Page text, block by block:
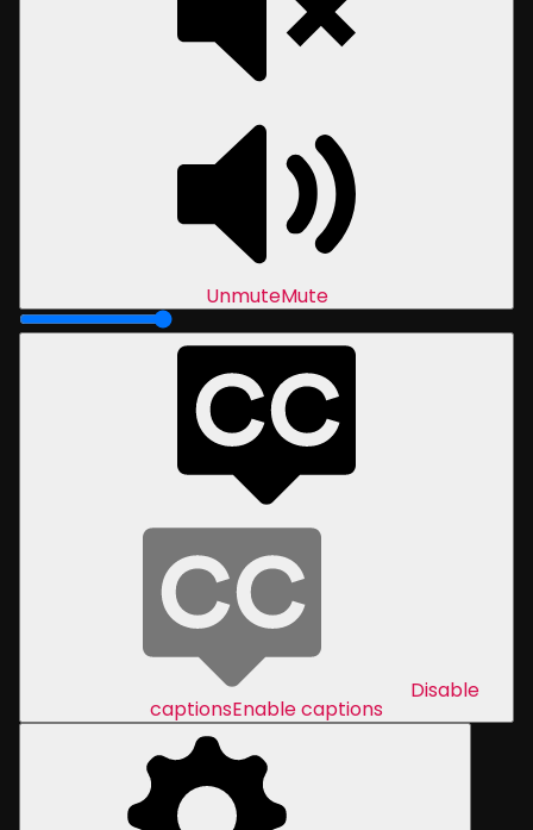
UnmuteMute
Disable
captionsEnable captions